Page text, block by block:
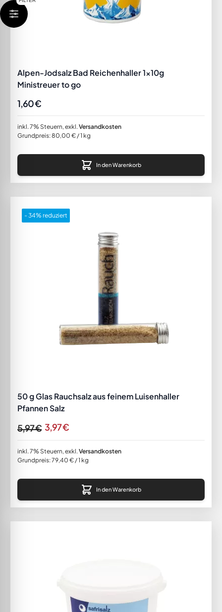
Alpen-Jodsalz Bad Reichenhaller 1x10g
Ministreuer to go
1,60 €
inkl. 7% Steuern,exkl.Versandkosten
Grundpreis:80,00 €/ 1 kg
In den Warenkorb
- 34% reduziert
50 g Glas Rauchsalz aus feinem Luisenhaller
Pfannen Salz
3,97 €
5,97 €
inkl. 7% Steuern,exkl.Versandkosten
Grundpreis:79,40 €/ 1 kg
In den Warenkorb